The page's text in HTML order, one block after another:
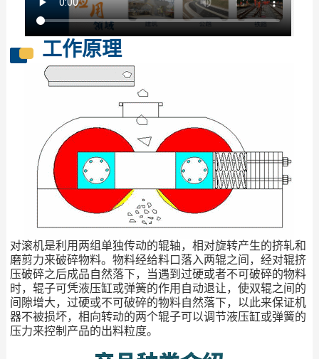
工作原理
对滚机是利用两组单独传动的辊轴，相对旋转产生的挤轧和
磨剪力来破碎物料。物料经给料口落入两辊之间，经对辊挤
压破碎之后成品自然落下，当遇到过硬或者不可破碎的物料
时，辊子可凭液压缸或弹簧的作用自动退让，使双辊之间的
间隙增大，过硬或不可破碎的物料自然落下，以此来保证机
器不被损坏，相向转动的两个辊子可以调节液压缸或弹簧的
压力来控制产品的出料粒度。